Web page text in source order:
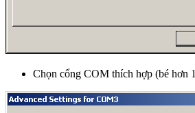
Chọn cổng COM thích hợp (bé hơn